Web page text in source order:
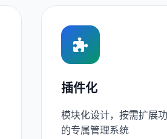
插件化
模块化设计，按需扩展
的专属管理系统